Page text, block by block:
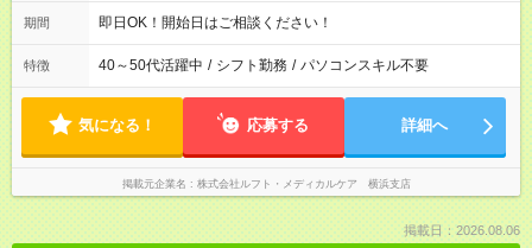
期間 即日OK！開始日はご相談ください！
特徴 40～50代活躍中 / シフト勤務 / パソコンスキル不要
気になる！ 応募する 詳細へ
掲載元企業名 株式会社ルフト・メディカルケア 横浜支店
掲載日：2026.08.06